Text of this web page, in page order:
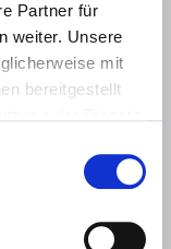
Partner für
weiter. Unsere
mit
bereitgestellt